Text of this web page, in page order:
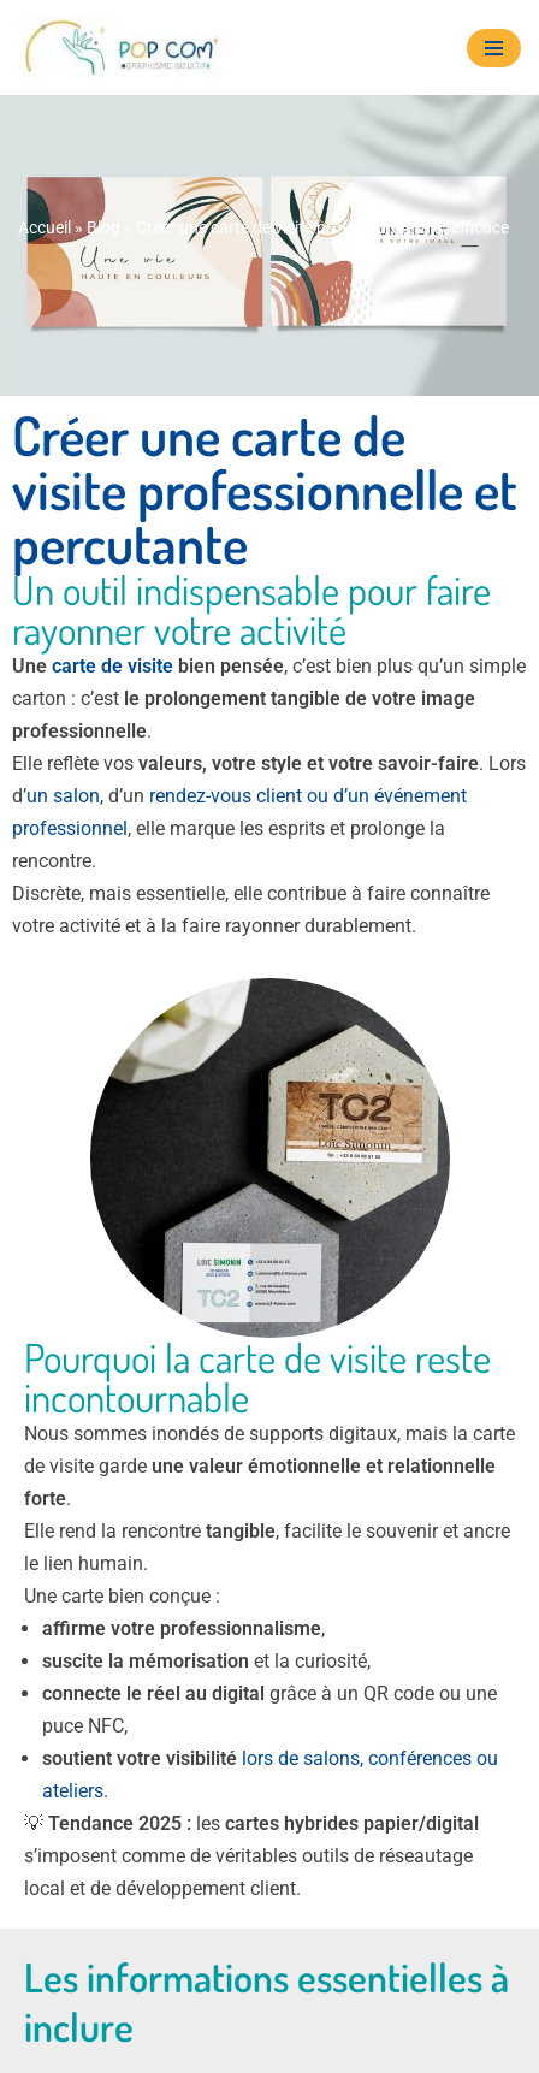
Aller
au
Accueil » Blog Créer une carte de visite professionnelle et efficace
Créer une carte de
visite professionnelle et
percutante
Un outil indispensable pour faire
rayonner votre activité
Une carte de visite bien pensée, c’est bien plus qu’un simple
carton : c’est le prolongement tangible de votre image
professionnelle.
Elle reflète vos valeurs, votre style et votre savoir-faire. Lors
d’un salon, d’un rendez-vous client ou d’un événement
professionnel, elle marque les esprits et prolonge la
rencontre.
Discrète, mais essentielle, elle contribue à faire connaître
votre activité et à la faire rayonner durablement.
Pourquoi la carte de visite reste
incontournable
Nous sommes inondés de supports digitaux, mais la carte
de visite garde une valeur émotionnelle et relationnelle
forte.
Elle rend la rencontre tangible, facilite le souvenir et ancre
le lien humain.
Une carte bien conçue :
affirme votre professionnalisme,
suscite la mémorisation et la curiosité,
connecte le réel au digital grâce à un QR code ou une
puce NFC,
soutient votre visibilité lors de salons, conférences ou
ateliers.
💡 Tendance 2025 : les cartes hybrides papier/digital
s’imposent comme de véritables outils de réseautage
local et de développement client.
Les informations essentielles à
inclure